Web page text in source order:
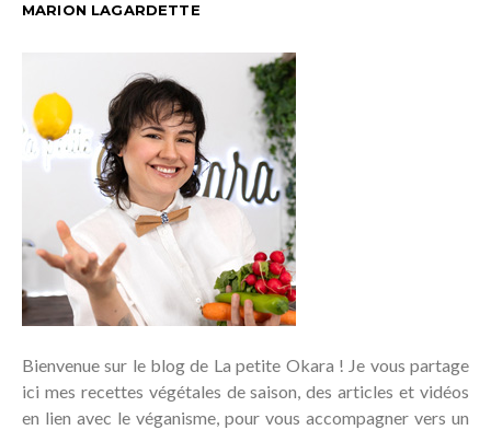
MARION LAGARDETTE
Bienvenue sur le blog de La petite Okara ! Je vous partage
ici mes recettes végétales de saison, des articles et vidéos
en lien avec le véganisme, pour vous accompagner vers un